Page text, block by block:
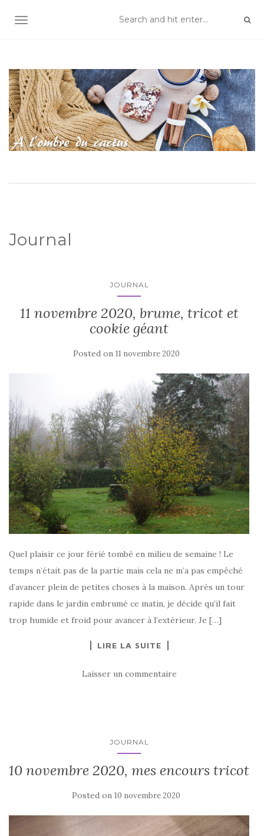
TOGGLE NAVIGATION
Journal
JOURNAL
11 novembre 2020, brume, tricot et
cookie géant
Posted on 11 novembre 2020
Quel plaisir ce jour férié tombé en milieu de semaine ! Le
temps n’était pas de la partie mais cela ne m’a pas empêché
d’avancer plein de petites choses à la maison. Après un tour
rapide dans le jardin embrumé ce matin, je décide qu’il fait
trop humide et froid pour avancer à l’extérieur. Je […]
LIRE LA SUITE
Laisser un commentaire
JOURNAL
10 novembre 2020, mes encours tricot
Posted on 10 novembre 2020